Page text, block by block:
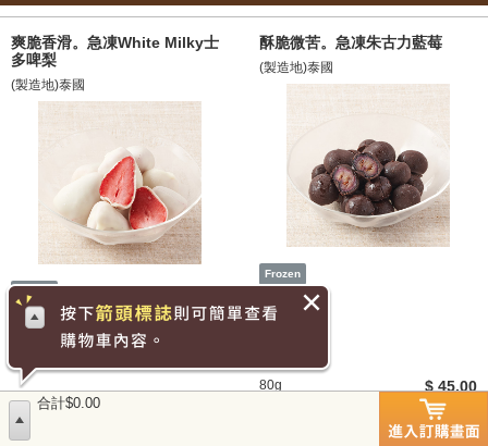
爽脆香滑。急凍White Milky士
多啤梨
(製造地)泰國
八大致敏源
80g 約6-9個
酥脆微苦。急凍朱古力藍莓
(製造地)泰國
八大致敏源
牛奶
80g $ 45.00
合計$0.00